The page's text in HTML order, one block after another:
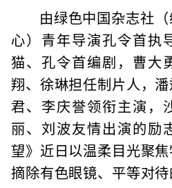
由绿色中国杂志社
心）青年导演孔令首执
猫、孔令首编剧，曹大
翔、徐琳担任制片人，
君、李庆誉领衔主演，
丽、刘波友情出演的励
望》近日以温柔目光聚
摘除有色眼镜、平等对